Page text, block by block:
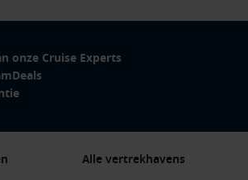
onze Cruise Experts
Alle vertrekhavens